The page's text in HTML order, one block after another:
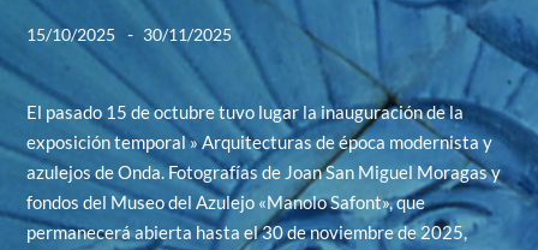
15/10/2025 - 30/11/2025
El pasado 15 de octubre tuvo lugar la inauguración de la
exposición temporal » Arquitecturas de época modernista y
azulejos de Onda. Fotografías de Joan San Miguel Moragas y
fondos del Museo del Azulejo «Manolo Safont», que
permanecerá abierta hasta el 30 de noviembre de 2025,